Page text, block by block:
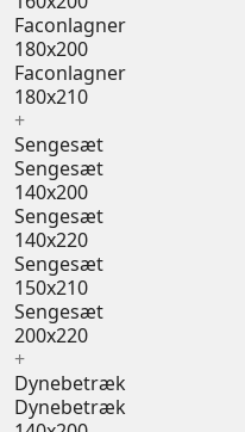
Faconlagner
180x200
Faconlagner
180x210
+
Sengesæt
Sengesæt
140x200
Sengesæt
140x220
Sengesæt
150x210
Sengesæt
200x220
+
Dynebetræk
Dynebetræk